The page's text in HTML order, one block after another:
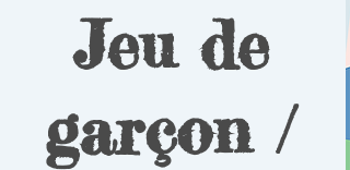
Jeu de
garçon /